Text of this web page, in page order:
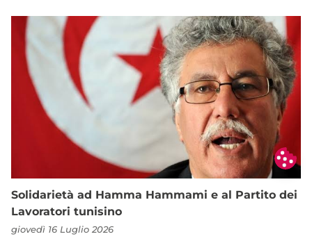
Solidarietà ad Hamma Hammami e al Partito dei
Lavoratori tunisino
giovedì 16 Luglio 2026